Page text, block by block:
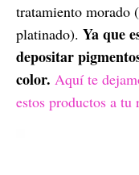
tratamiento morado
platinado). Ya que
depositar
color. Aquí te
estos productos a tu